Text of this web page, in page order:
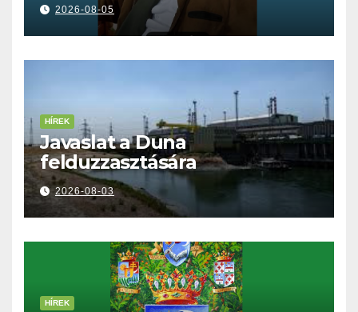
2026-08-05
HÍREK
Javaslat a Duna
felduzzasztására
2026-08-03
HÍREK